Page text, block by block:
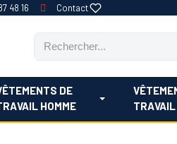
48 16 Contact
DE
HOMME